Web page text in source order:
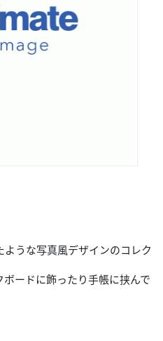
うな写真風デザインのコレク
ードに飾ったり手帳に挟んで